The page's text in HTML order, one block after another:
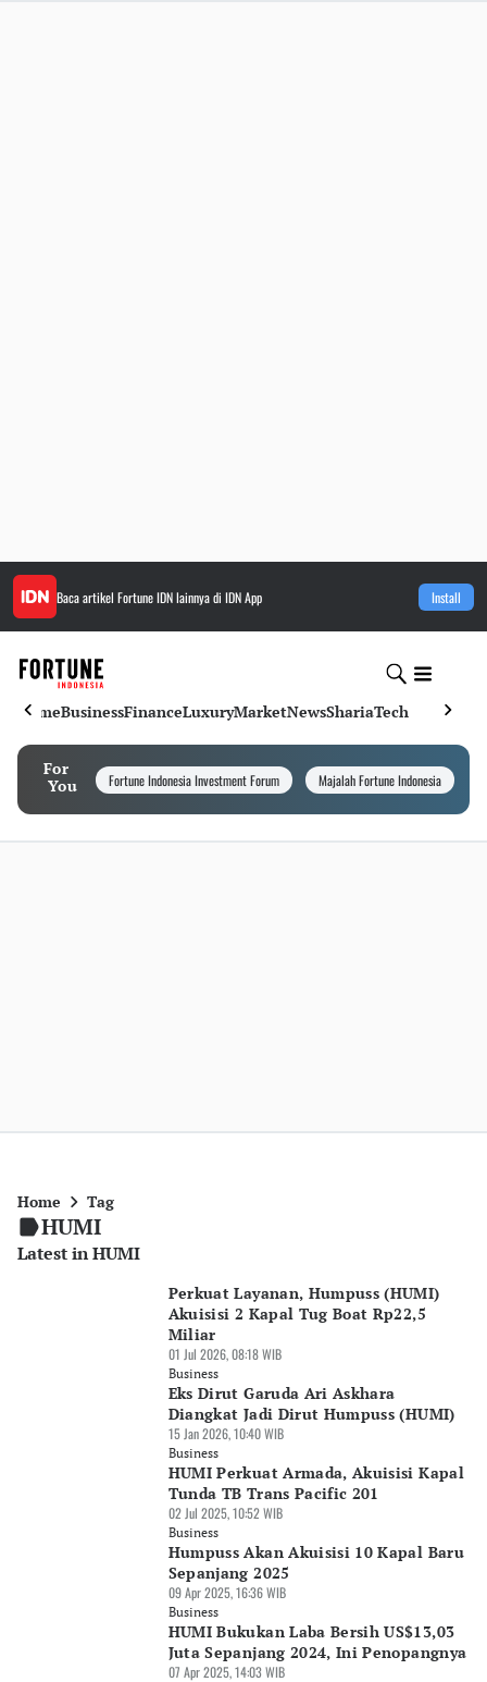
Baca artikel Fortune IDNlainnya di IDN App Install
HomeBusinessFinanceLuxuryMarketNewsShariaTech
For
You
Fortune Indonesia Investment Forum Majalah Fortune Indonesia
Home Tag
HUMI
Latest in HUMI
Perkuat Layanan, Humpuss (HUMI)
Akuisisi 2 Kapal Tug Boat Rp22,5
Miliar
01 Jul 2026, 08:18 WIB
Business
Eks Dirut Garuda Ari Askhara
Diangkat Jadi Dirut Humpuss (HUMI)
15 Jan 2026, 10:40 WIB
Business
HUMI Perkuat Armada, Akuisisi Kapal
Tunda TB Trans Pacific 201
02 Jul 2025, 10:52 WIB
Business
Humpuss Akan Akuisisi 10 Kapal Baru
Sepanjang 2025
09 Apr 2025, 16:36 WIB
Business
HUMI Bukukan Laba Bersih US$13,03
Juta Sepanjang 2024, Ini Penopangnya
07 Apr 2025, 14:03 WIB